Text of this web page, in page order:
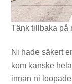
Tänk tillbaka på
Ni hade säkert
kom kanske
innan ni